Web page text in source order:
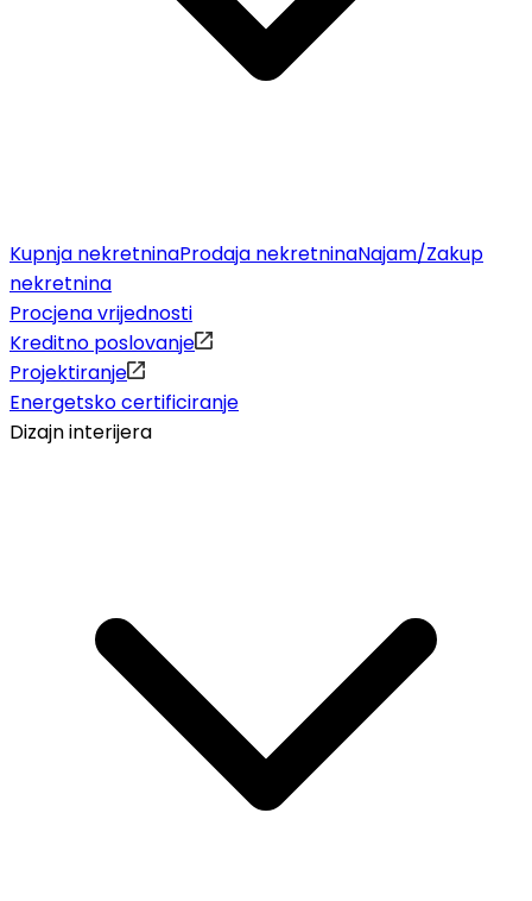
Kupnja nekretninaProdaja nekretninaNajam/Zakup
nekretnina
Procjena vrijednosti
Kreditno poslovanje
Projektiranje
Energetsko certificiranje
Dizajn interijera